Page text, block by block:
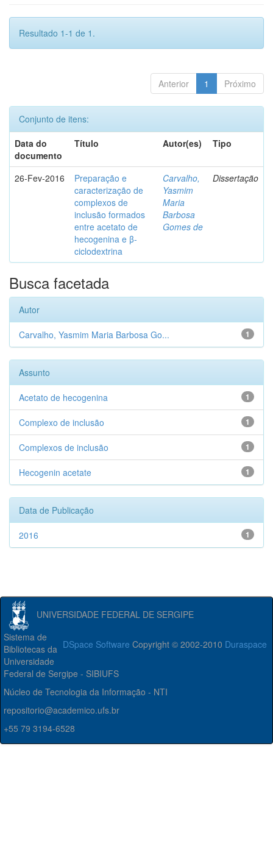
Resultado 1-1 de 1.
Anterior 1 Próximo
Conjunto de itens:
Data do
documento
Título Autor(es) Tipo
26-Fev-2016
Preparação e
caracterização de
complexos de
inclusão formados
entre acetato de
hecogenina e β-
ciclodextrina
Carvalho,
Yasmim
Maria
Barbosa
Gomes de
Dissertação
Busca facetada
Autor
1
Carvalho, Yasmim Maria Barbosa Go...
Assunto
1
Acetato de hecogenina
1
Complexo de inclusão
1
Complexos de inclusão
1
Hecogenin acetate
Data de Publicação
1
2016
UNIVERSIDADE FEDERAL DE SERGIPE
DSpace Software Copyright © 2002-2010 Duraspace
Sistema de
Bibliotecas da
Universidade
Federal de Sergipe - SIBIUFS
Núcleo de Tecnologia da Informação - NTI
repositorio@academico.ufs.br
+55 79 3194-6528